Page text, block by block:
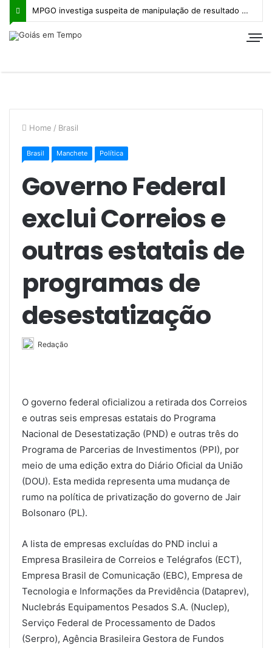
MPGO investiga suspeita de manipulação de resultado na Copa Goiás Sub-20
Home / Brasil
Brasil Manchete Política
Governo Federal
exclui Correios e
outras estatais de
programas de
desestatização
Redação
O governo federal oficializou a retirada dos Correios
e outras seis empresas estatais do Programa
Nacional de Desestatização (PND) e outras três do
Programa de Parcerias de Investimentos (PPI), por
meio de uma edição extra do Diário Oficial da União
(DOU). Esta medida representa uma mudança de
rumo na política de privatização do governo de Jair
Bolsonaro (PL).
A lista de empresas excluídas do PND inclui a
Empresa Brasileira de Correios e Telégrafos (ECT),
Empresa Brasil de Comunicação (EBC), Empresa de
Tecnologia e Informações da Previdência (Dataprev),
Nuclebrás Equipamentos Pesados S.A. (Nuclep),
Serviço Federal de Processamento de Dados
(Serpro), Agência Brasileira Gestora de Fundos